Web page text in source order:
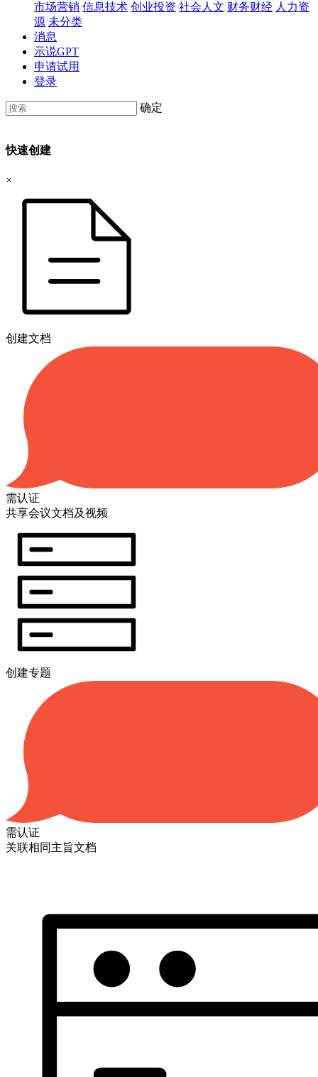
市场营销 信息技术 创业投资 社会人文 财务财经 人力资
源 未分类
消息
示说GPT
申请试用
登录
确定
快速创建
×
创建文档
需认证
共享会议文档及视频
创建专题
需认证
关联相同主旨文档